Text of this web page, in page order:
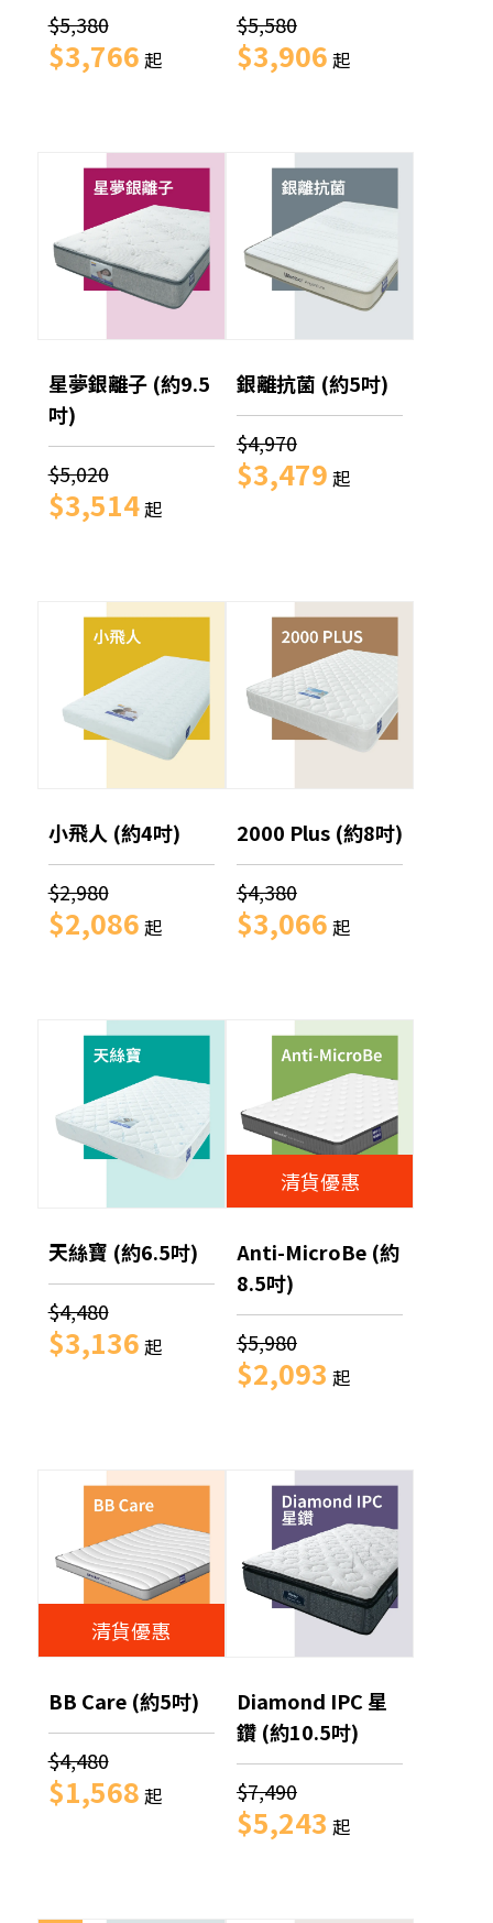
$5,380
$3,766 起
$5,580
$3,906 起
星夢銀離子 (約9.5
吋)
$5,020
$3,514起
銀離抗菌 (約5吋)
$4,970
$3,479 起
小飛人 (約4吋)
$2,980
$2,086 起
2000 Plus (約8吋)
$4,380
$3,066 起
天絲寶 (約6.5吋)
$4,480
$3,136 起
清貨優惠
Anti-MicroBe (約
8.5吋)
$5,980
$2,093 起
清貨優惠
BB Care (約5吋)
$4,480
$1,568 起
Diamond IPC 星
鑽 (約10.5吋)
$7,490
$5,243 起